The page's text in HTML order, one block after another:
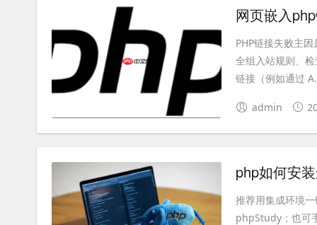
PHP链接失败主
全组入站规则、
链接（例如通过
admin
php如何安
推荐用集成环境
phpStudy；也可